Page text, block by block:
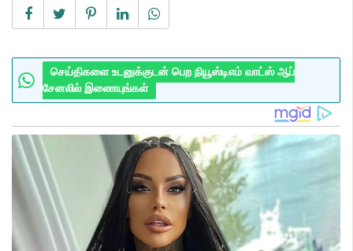
செய்திகளை உடனுக்குடன் பெற நியூஸ்டிஎம் வாட்ஸ் ஆப்
சேனலில் இணையுங்கள்